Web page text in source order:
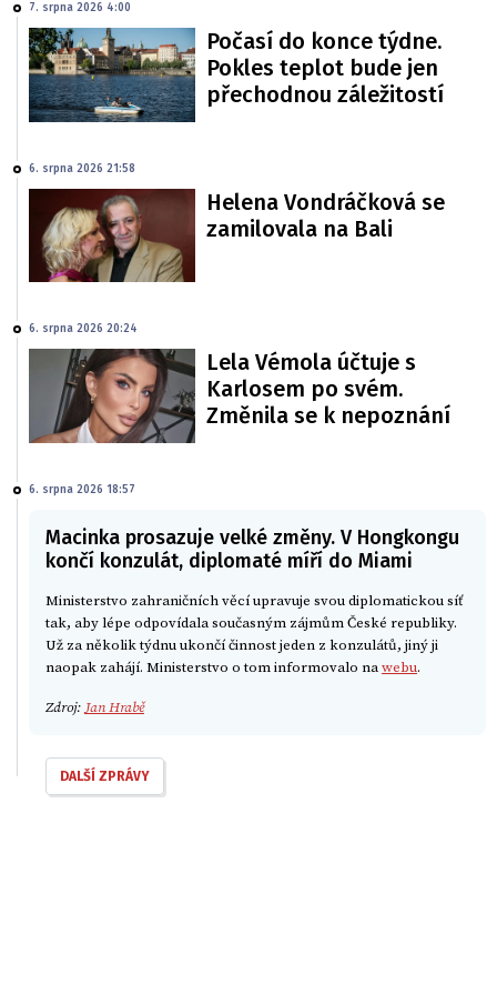
7. srpna 2026 4:00
Počasí do konce týdne.
Pokles teplot bude jen
přechodnou záležitostí
6. srpna 2026 21:58
Helena Vondráčková se
zamilovala na Bali
6. srpna 2026 20:24
Lela Vémola účtuje s
Karlosem po svém.
Změnila se k nepoznání
6. srpna 2026 18:57
Macinka prosazuje velké změny. V Hongkongu
končí konzulát, diplomaté míří do Miami
Ministerstvo zahraničních věcí upravuje svou diplomatickou síť
tak, aby lépe odpovídala současným zájmům České republiky.
Už za několik týdnu ukončí činnost jeden z konzulátů, jiný ji
naopak zahájí. Ministerstvo o tom informovalo nawebu.
Zdroj: Jan Hrabě
DALŠÍ ZPRÁVY